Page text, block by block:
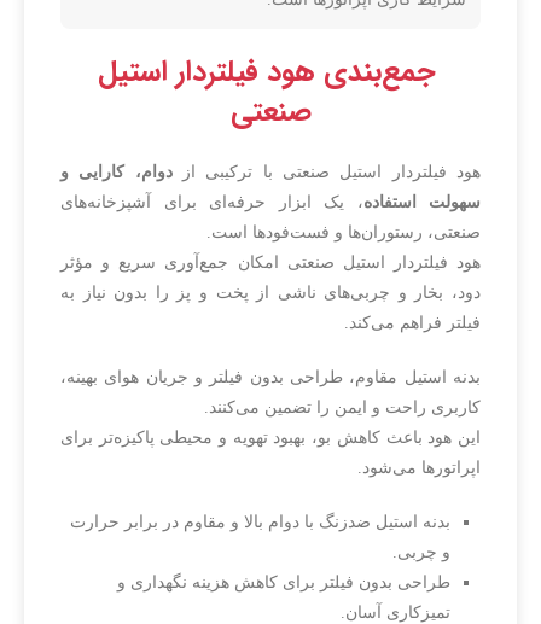
جمع‌بندی هود فیلتردار استیل
صنعتی
هود فیلتردار استیل صنعتی با ترکیبی ازدوام، کارایی و
سهولت استفاده، یک ابزار حرفه‌ای برای آشپزخانه‌های
صنعتی، رستوران‌ها و فست‌فودها است.
هود فیلتردار استیل صنعتی امکان جمع‌آوری سریع و مؤثر
دود، بخار و چربی‌های ناشی از پخت و پز را بدون نیاز به
فیلتر فراهم می‌کند.
بدنه استیل مقاوم، طراحی بدون فیلتر و جریان هوای بهینه،
کاربری راحت و ایمن را تضمین می‌کنند.
این هود باعث کاهش بو، بهبود تهویه و محیطی پاکیزه‌تر برای
اپراتورها می‌شود.
بدنه استیل ضدزنگ با دوام بالا و مقاوم در برابر حرارت
و چربی.
طراحی بدون فیلتر برای کاهش هزینه نگهداری و
تمیزکاری آسان.